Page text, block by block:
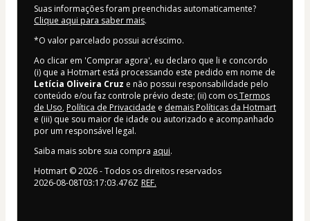
Suas informações foram preenchidas automaticamente?
Clique aqui para saber mais.
*O valor parcelado possui acréscimo.
Ao clicar em 'Comprar agora', eu declaro que li e concordo
(i) que a Hotmart está processando este pedido em nome de
Letícia Oliveira Cruz e não possui responsabilidade pelo
conteúdo e/ou faz controle prévio deste; (ii) com osTermos
de Uso, Política de Privacidade e demais Políticas da Hotmart
e (iii) que sou maior de idade ou autorizado e acompanhado
por um responsável legal.
Saiba mais sobre sua compra aqui.
Hotmart ©2026- Todos os direitos reservados
2026-08-08T03:17:03.476Z REF.